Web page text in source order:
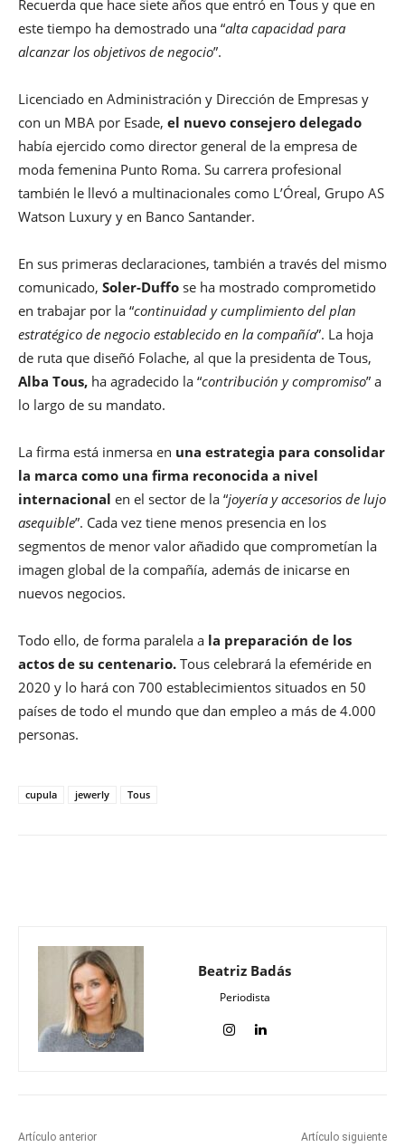
Recuerda que hace siete años que entró en Tous y que en
este tiempo ha demostrado una “alta capacidad para
alcanzar los objetivos de negocio”.
Licenciado en Administración y Dirección de Empresas y
con un MBA por Esade, el nuevo consejero delegado
había ejercido como director general de la empresa de
moda femenina Punto Roma. Su carrera profesional
también le llevó a multinacionales como L’Óreal, Grupo AS
Watson Luxury y en Banco Santander.
En sus primeras declaraciones, también a través del mismo
comunicado, Soler-Duffo se ha mostrado comprometido
en trabajar por la “continuidad y cumplimiento del plan
estratégico de negocio establecido en la compañía”. La hoja
de ruta que diseñó Folache, al que la presidenta de Tous,
Alba Tous, ha agradecido la “contribución y compromiso” a
lo largo de su mandato.
La firma está inmersa en una estrategia para consolidar
la marca como una firma reconocida a nivel
internacional en el sector de la “joyería y accesorios de lujo
asequible”. Cada vez tiene menos presencia en los
segmentos de menor valor añadido que comprometían la
imagen global de la compañía, además de inicarse en
nuevos negocios.
Todo ello, de forma paralela a la preparación de los
actos de su centenario. Tous celebrará la efeméride en
2020 y lo hará con 700 establecimientos situados en 50
países de todo el mundo que dan empleo a más de 4.000
personas.
cupula jewerly Tous
Beatriz Badás
Periodista
Artículo anterior Artículo siguiente